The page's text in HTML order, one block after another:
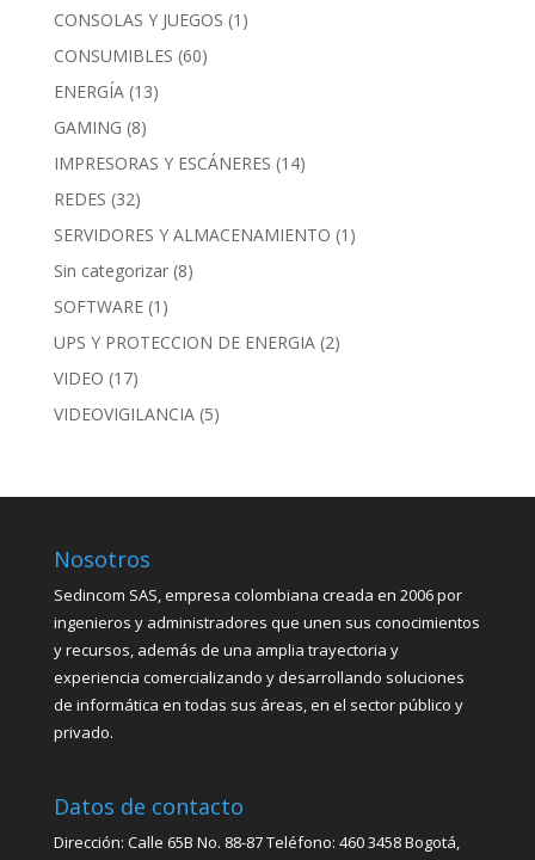
CONSOLAS Y JUEGOS (1)
CONSUMIBLES (60)
ENERGÍA (13)
GAMING (8)
IMPRESORAS Y ESCÁNERES (14)
REDES (32)
SERVIDORES Y ALMACENAMIENTO (1)
Sin categorizar (8)
SOFTWARE (1)
UPS Y PROTECCION DE ENERGIA (2)
VIDEO (17)
VIDEOVIGILANCIA (5)
Nosotros
Sedincom SAS, empresa colombiana creada en 2006 por
ingenieros y administradores que unen sus conocimientos
y recursos, además de una amplia trayectoria y
experiencia comercializando y desarrollando soluciones
de informática en todas sus áreas, en el sector público y
privado.
Datos de contacto
Dirección: Calle 65B No. 88-87 Teléfono: 460 3458 Bogotá,